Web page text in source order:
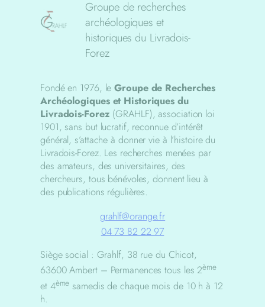
Groupe de recherches
archéologiques et
historiques du Livradois-
Forez
Fondé en 1976, leGroupe de Recherches
Archéologiques et Historiques du
Livradois-Forez (GRAHLF), association loi
1901, sans but lucratif, reconnue d’intérêt
général, s’attache à donner vie à l’histoire du
Livradois-Forez. Les recherches menées par
des amateurs, des universitaires, des
chercheurs, tous bénévoles, donnent lieu à
des publications régulières.
grahlf@orange.fr
04 73 82 22 97
Siège social : Grahlf, 38 rue du Chicot,
63600 Ambert – Permanences tous les 2ème
et 4ème samedis de chaque mois de 10 h à 12
h.